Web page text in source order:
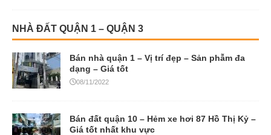
NHÀ ĐẤT QUẬN 1 – QUẬN 3
Bán nhà quận 1 – Vị trí đẹp – Sản phẫm đa
dạng – Giá tốt
08/11/2022
Bán đất quận 10 – Hẻm xe hơi 87 Hồ Thị Kỷ –
Giá tốt nhất khu vực